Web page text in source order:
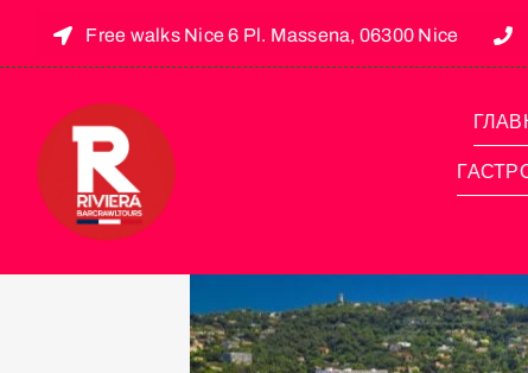
Free walks Nice 6 Pl. Massena, 06300 Nice